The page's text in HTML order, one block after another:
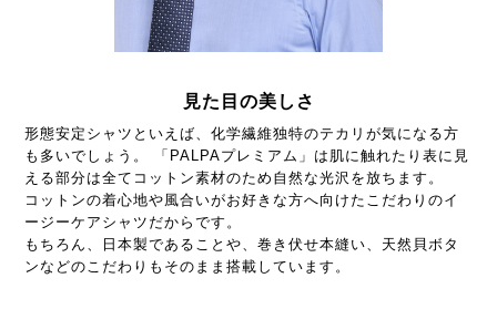
見た目の美しさ
形態安定シャツといえば、化学繊維独特のテカリが気になる方
も多いでしょう。 「PALPAプレミアム」は肌に触れたり表に見
える部分は全てコットン素材のため自然な光沢を放ちます。
コットンの着心地や風合いがお好きな方へ向けたこだわりのイ
ージーケアシャツだからです。
もちろん、日本製であることや、巻き伏せ本縫い、天然貝ボタ
ンなどのこだわりもそのまま搭載しています。